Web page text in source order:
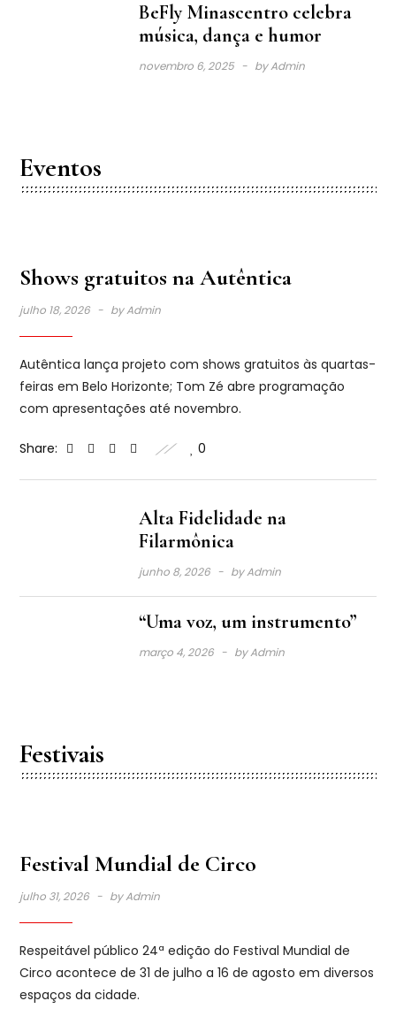
BeFly Minascentro celebra
música, dança e humor
novembro 6, 2025 byAdmin
Eventos
Shows gratuitos na Autêntica
julho 18, 2026 byAdmin
Autêntica lança projeto com shows gratuitos às quartas-
feiras em Belo Horizonte; Tom Zé abre programação
com apresentações até novembro.
Share: 0
Alta Fidelidade na
Filarmônica
junho 8, 2026 byAdmin
“Uma voz, um instrumento”
março 4, 2026 byAdmin
Festivais
Festival Mundial de Circo
julho 31, 2026 byAdmin
Respeitável público 24ª edição do Festival Mundial de
Circo acontece de 31 de julho a 16 de agosto em diversos
espaços da cidade.